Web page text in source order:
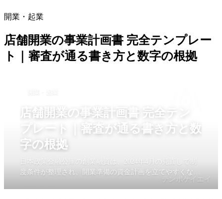
開業・起業
店舗開業の事業計画書 完全テンプレー
ト｜審査が通る書き方と数字の根拠
店舗開業の事業計画書 完全テン
プレート｜審査が通る書き方と数
字の根拠
日本政策金融公庫の創業融資は、2024年4月の見直しで制
度条件が整理され、開業準備の資金計画を立てやすくなり
ました。飲食店や美容室の開業では、売上予測、初期投
テンポケイエイ